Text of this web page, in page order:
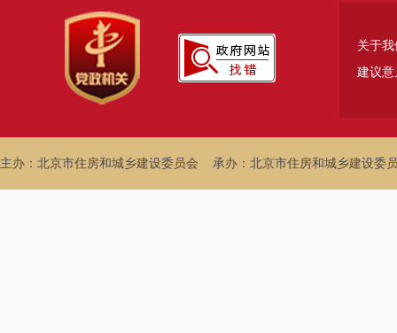
关于我
建议意
主办：北京市住房和城乡建设委员会 承办：北京市住房和城乡建设委